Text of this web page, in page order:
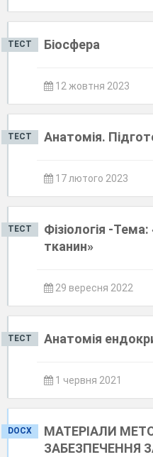
ТЕСТ Біосфера
12 жовтня 2023
ТЕСТ Анатомія.
17 лютого 2023
ТЕСТ
Фізіологія -
тканин»
29 вересня 2022
ТЕСТ Анатомія
1 червня 2021
DOCX
МАТЕРІАЛИ
ЗАБЕЗПЕЧЕННЯ